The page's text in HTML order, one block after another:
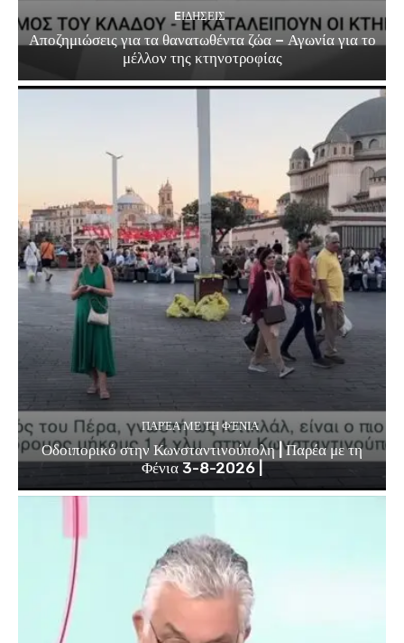
EΙΔΗΣΕΙΣ
Αποζημιώσεις για τα θανατωθέντα ζώα – Αγωνία για το
μέλλον της κτηνοτροφίας
ΠΑΡΈΑ ΜΕ ΤΗ ΦΈΝΙΑ
Οδοιπορικό στην Κωνσταντινούπολη | Παρέα με τη
Φένια 3-8-2026 |